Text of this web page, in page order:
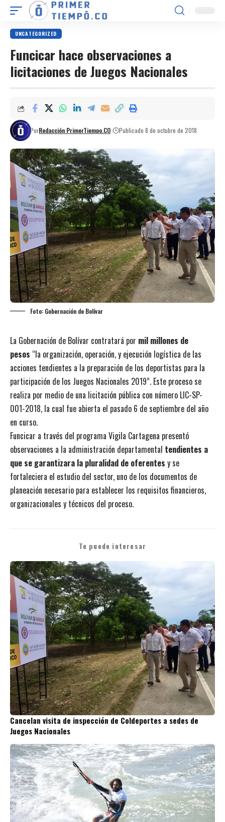
UNCATEGORIZED
Funcicar hace observaciones a
licitaciones de Juegos Nacionales
PorRedacción PrimerTiempo.CO Publicado 8 de octubre de 2018
Foto: Gobernación de Bolívar
La Gobernación de Bolívar contratará por mil millones de
pesos “la organización, operación, y ejecución logística de las
acciones tendientes a la preparación de los deportistas para la
participación de los Juegos Nacionales 2019”. Este proceso se
realiza por medio de una licitación pública con número LIC-SP-
001-2018, la cual fue abierta el pasado 6 de septiembre del año
en curso.
Funcicar a través del programa Vigila Cartagena presentó
observaciones a la administración departamental tendientes a
que se garantizara la pluralidad de oferentes y se
fortaleciera el estudio del sector, uno de los documentos de
planeación necesario para establecer los requisitos financieros,
organizacionales y técnicos del proceso.
Te puede interesar
Cancelan visita de inspección de Coldeportes a sedes de
Juegos Nacionales